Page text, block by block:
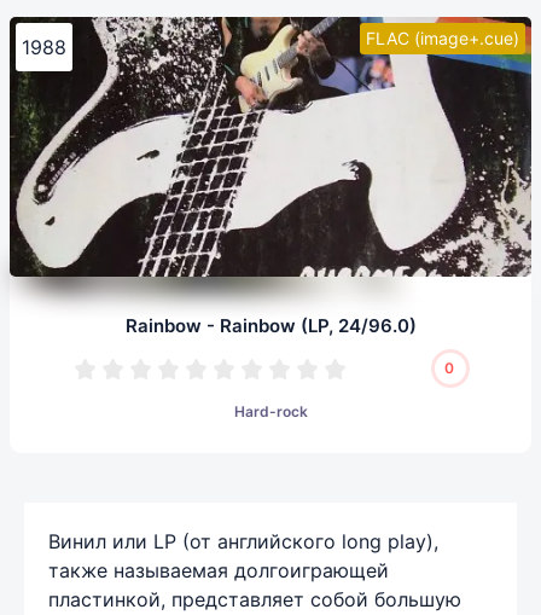
FLAC (image+.cue)
1988
Rainbow - Rainbow (LP, 24/96.0)
0
Hard-rock
Винил или LP (от английского long play),
также называемая долгоиграющей
пластинкой, представляет собой большую